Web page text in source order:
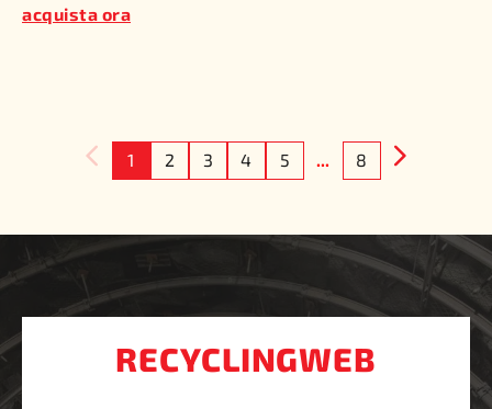
acquista ora
1 2 3 4 5 ... 8
RECYCLINGWEB